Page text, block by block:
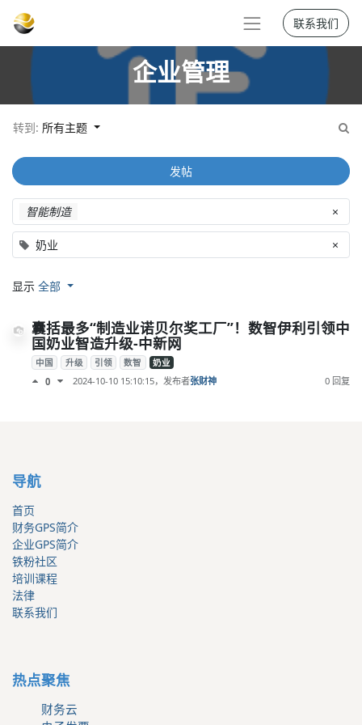
联系我们
企业管理
转到: 所有主题
智能制造 ×
奶业 ×
发帖
显示 全部
囊括最多“制造业诺贝尔奖工厂”！数智伊利引领中
国奶业智造升级-中新网
中国 升级 引领 数智 奶业
0 2024-10-10 15:10:15，发布者张财神 0 回复
导航
首页
财务GPS简介
企业GPS简介
铁粉社区
培训课程
法律
联系我们
热点聚焦
财务云